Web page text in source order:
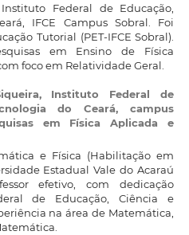
Federal de Educação,
IFCE Campus Sobral. Foi
Tutorial (PET-IFCE Sobral).
em Ensino de Física
foco em Relatividade Geral.
Instituto Federal de
do Ceará, campus
em Física Aplicada e
e Física (Habilitação em
Estadual Vale do Acaraú
efetivo, com dedicação
de Educação, Ciência e
na área de Matemática,